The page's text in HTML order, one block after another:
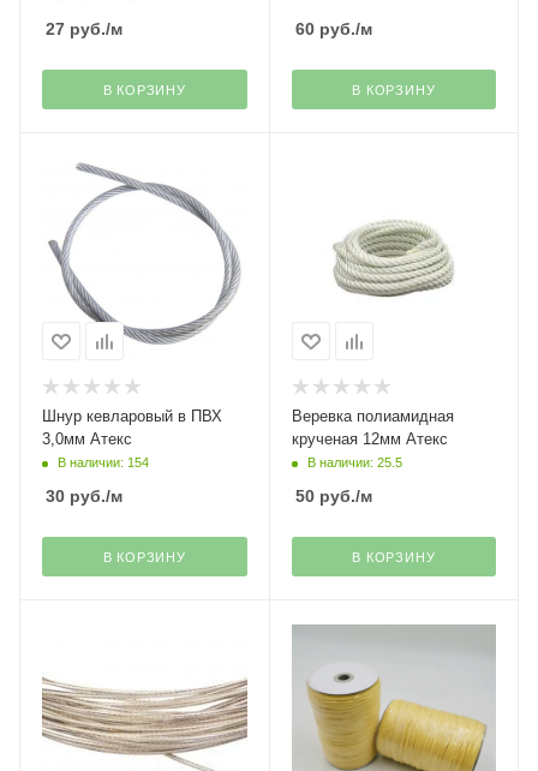
27 руб./м
В КОРЗИНУ
60руб./м
В КОРЗИНУ
Шнур кевларовый в ПВХ
3,0мм Атекс
В наличии: 154
30 руб./м
В КОРЗИНУ
Веревка полиамидная
крученая 12мм Атекс
В наличии: 25.5
50руб./м
В КОРЗИНУ